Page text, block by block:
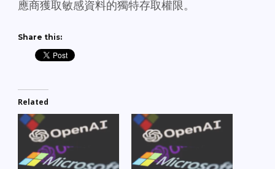
應商獲取敏感資料的獨特存取權限。
Share this:
Related